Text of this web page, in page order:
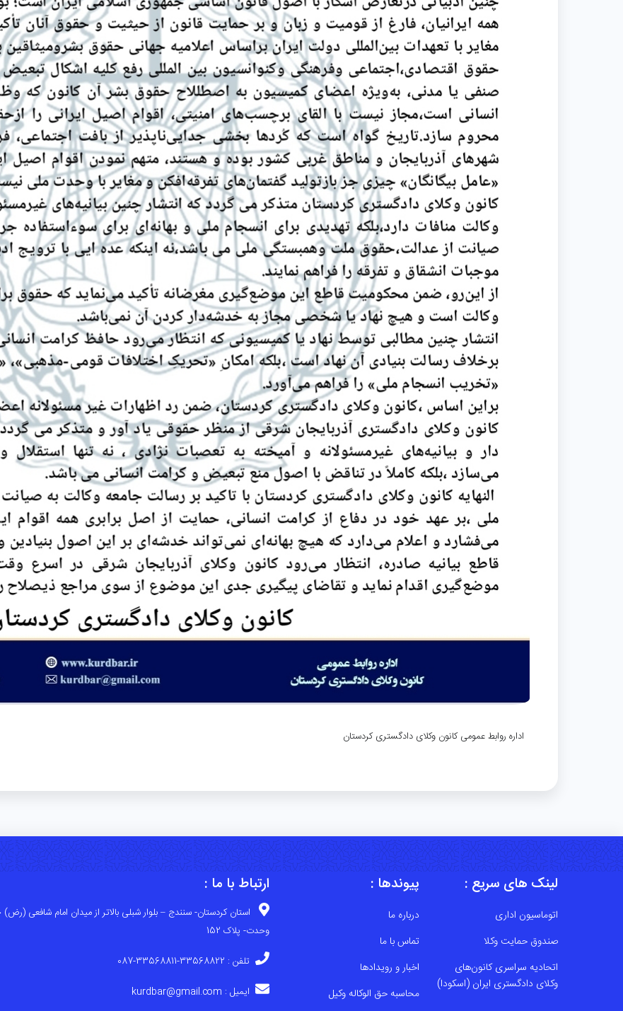
اداره روابط عمومی کانون وکلای دادگستری کردستان
لینک های سریع :
اتوماسیون اداری
صندوق حمایت وکلا
اتحادیه سراسری کانون‌های
وکلای دادگستری ایران (اسکودا)
پیوندها :
درباره ما
تماس با ما
اخبار و رویدادها
محاسبه حق الوکاله وکیل
ارتباط با ما :
استان کردستان- سنندج – بلوار شبلی بالاتر از میدان امام شافعی (رض)
وحدت- پلاک 152
تلفن : 33568822-33568811-087
ایمیل : kurdbar@gmail.com